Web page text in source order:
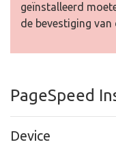
geïnstalleerd
de bevestiging van
PageSpeed
Device